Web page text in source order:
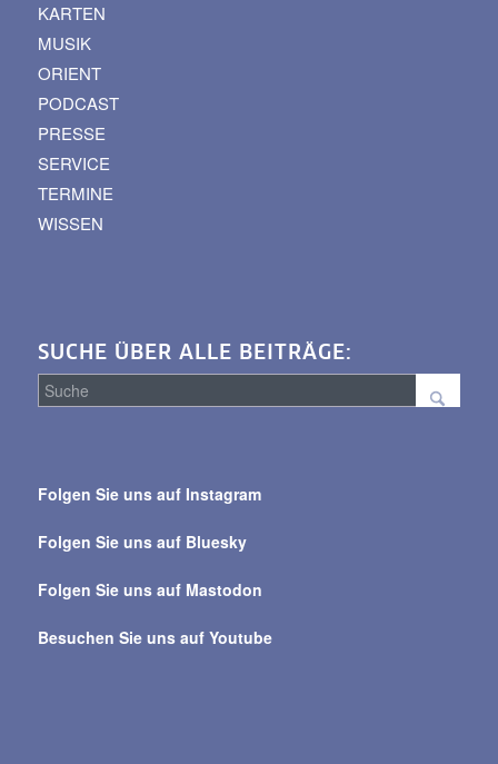
KARTEN
MUSIK
ORIENT
PODCAST
PRESSE
SERVICE
TERMINE
WISSEN
SUCHE ÜBER ALLE BEITRÄGE:
alle
Folgen Sie uns auf Instagram
Folgen Sie uns auf Bluesky
Folgen Sie uns auf Mastodon
Besuchen Sie uns auf Youtube